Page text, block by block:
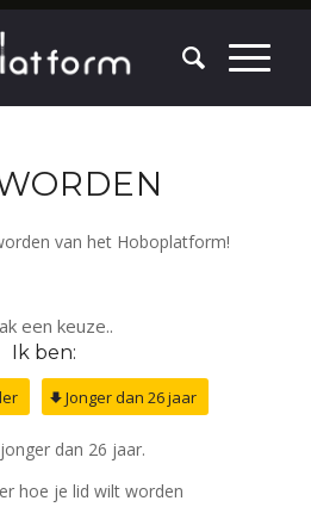
van het Hoboplatform!
een keuze..
Ik ben:
Jonger dan 26 jaar
dan 26 jaar.
hoe je lid wilt worden